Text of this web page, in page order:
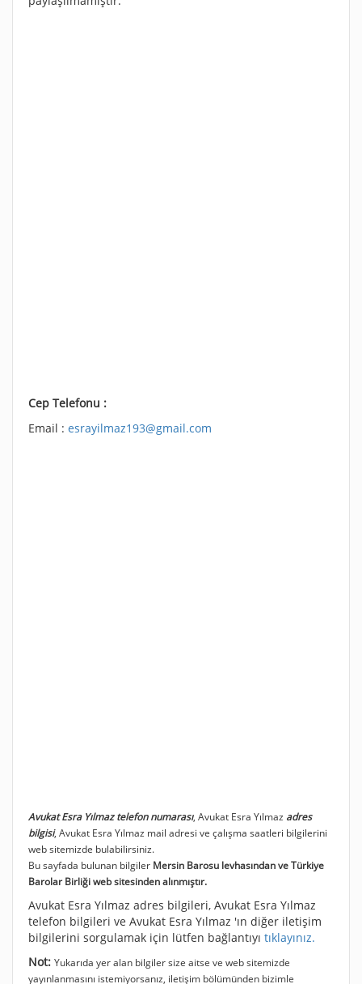
Cep Telefonu :
Email : esrayilmaz193@gmail.com
Avukat Esra Yılmaz telefon numarası, Avukat Esra Yılmaz adres
bilgisi, Avukat Esra Yılmaz mail adresi ve çalışma saatleri bilgilerini
web sitemizde bulabilirsiniz.
Bu sayfada bulunan bilgiler Mersin Barosu levhasından ve Türkiye
Barolar Birliği web sitesinden alınmıştır.
Avukat Esra Yılmaz adres bilgileri, Avukat Esra Yılmaz
telefon bilgileri ve Avukat Esra Yılmaz 'ın diğer iletişim
bilgilerini sorgulamak için lütfen bağlantıyı tıklayınız.
Not: Yukarıda yer alan bilgiler size aitse ve web sitemizde
yayınlanmasını istemiyorsanız, iletişim bölümünden bizimle